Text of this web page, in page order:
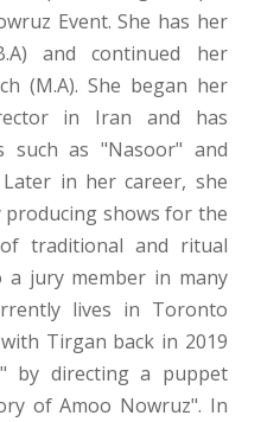
Event. She has her
and continued her
(M.A). She began her
in Iran and has
such as "Nasoor" and
in her career, she
producing shows for the
traditional and ritual
a jury member in many
lives in Toronto
Tirgan back in 2019
by directing a puppet
of Amoo Nowruz". In